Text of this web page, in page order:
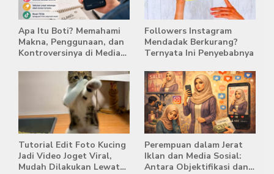
Apa Itu Boti? Memahami
Makna, Penggunaan, dan
Kontroversinya di Media
Followers Instagram
Mendadak Berkurang?
Ternyata Ini Penyebabnya
Tutorial Edit Foto Kucing
Jadi Video Joget Viral,
Mudah Dilakukan Lewat
Perempuan dalam Jerat
Iklan dan Media Sosial:
Antara Objektifikasi dan